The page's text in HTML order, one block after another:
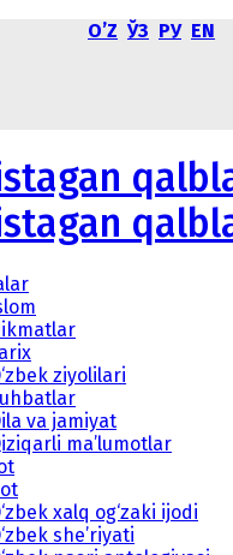
OʼZ ЎЗ РУ EN
ziyolilari
va jamiyat
ma’lumotlar
xalq og‘zaki ijodi
she’riyati